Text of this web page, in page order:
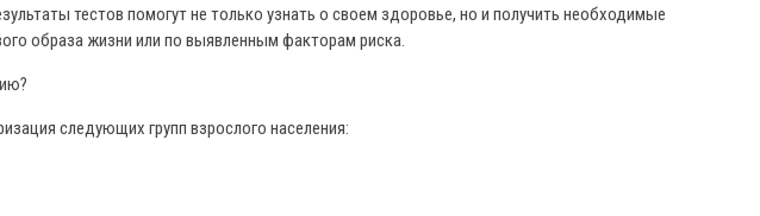
тестов помогут не только узнать о своем здоровье, но и получить необходимые
образа жизни или по выявленным факторам риска.
следующих групп взрослого населения: